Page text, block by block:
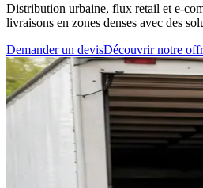
Distribution urbaine, flux retail et e-
livraisons en zones denses avec des
Demander un devisDécouvrir notre